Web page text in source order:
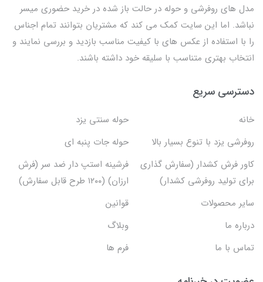
مدل های روفرشی و حوله در حالت باز شده در خرید حضوری میسر
نباشد. اما این سایت کمک می کند که مشتریان بتوانند تمام اجناس
را با استفاده از عکس های با کیفیت مناسب بازدید و بررسی نمایند و
انتخاب بهتری متناسب با سلیقه خود داشته باشند.
دسترسی سریع
خانه
حوله سنتی یزد
روفرشی یزد با تنوع بسیار بالا
حوله جات پنبه ای
کاور فرش کشدار (سفارش گذاری
برای تولید روفرشی کشدار)
فرشینه استپ دار ضد سر (فرش
ارزان) (۱۲۰۰ طرح قابل سفارش)
سایر محصولات
قوانین
درباره ما
وبلاگ
تماس با ما
فرم ها